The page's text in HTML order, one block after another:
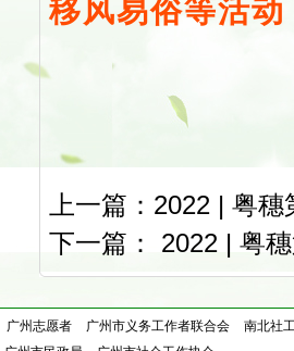
上一篇： 2022 | 粤穗
下一篇： 2022 | 粤
广州志愿者 广州市义务工作者联合会
南北社